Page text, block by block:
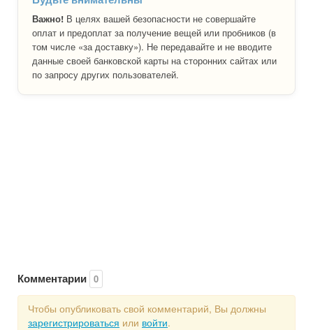
Важно! В целях вашей безопасности не совершайте
оплат и предоплат за получение вещей или пробников (в
том числе «за доставку»). Не передавайте и не вводите
данные своей банковской карты на сторонних сайтах или
по запросу других пользователей.
Комментарии 0
Чтобы опубликовать свой комментарий, Вы должны
зарегистрироваться или войти.